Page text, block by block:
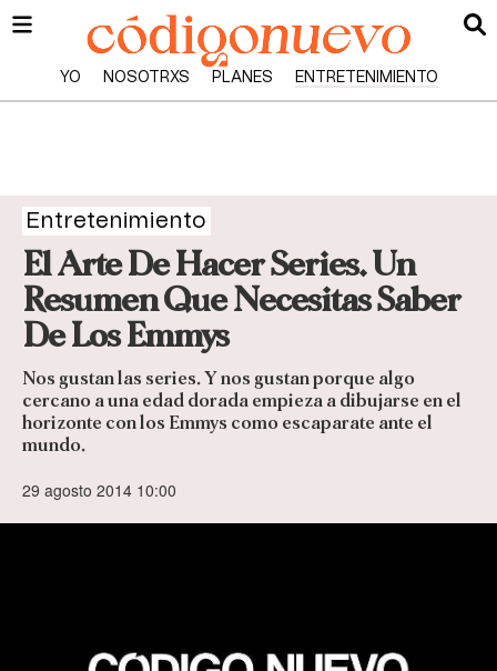
YO NOSOTRXS PLANES ENTRETENIMIENTO
Entretenimiento
El Arte De Hacer Series. Un
Resumen Que Necesitas Saber
De Los Emmys
Nos gustan las series. Y nos gustan porque algo
cercano a una edad dorada empieza a dibujarse en el
horizonte con los Emmys como escaparate ante el
mundo.
29 agosto 2014 10:00